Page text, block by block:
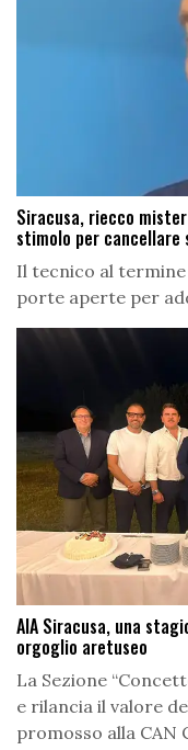
Siracusa, riecco
stimolo per cancellare
Il tecnico al
porte aperte per
AIA Siracusa, una
orgoglio aretuseo
La Sezione
e rilancia il valore
promosso alla CAN